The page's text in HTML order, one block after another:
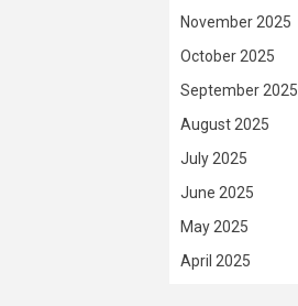
November 2025
October 2025
September 2025
August 2025
July 2025
June 2025
May 2025
April 2025